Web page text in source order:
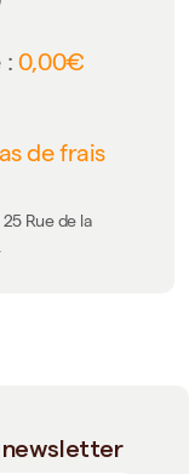
: 0,00€
de frais
Rue de la